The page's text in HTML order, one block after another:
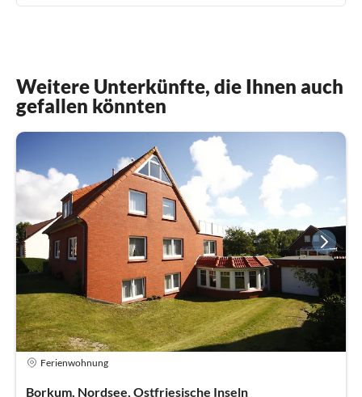
Weitere Unterkünfte, die Ihnen auch
gefallen könnten
Ferienwohnung
Borkum, Nordsee, Ostfriesische Inseln